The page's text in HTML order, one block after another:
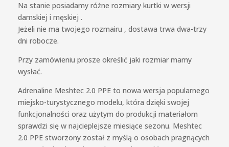
Na stanie posiadamy różne rozmiary kurtki w wersji
damskiej i męskiej .
Jeżeli nie ma twojego rozmairu , dostawa trwa dwa-trzy
dni robocze.
Przy zamówieniu prosze określić jaki rozmiar mamy
wysłać.
Adrenaline Meshtec 2.0 PPE to nowa wersja popularnego
miejsko-turystycznego modelu, która dzięki swojej
funkcjonalności oraz użytym do produkcji materiałom
sprawdzi się w najcieplejsze miesiące sezonu. Meshtec
2.0 PPE stworzony został z myślą o osobach pragnących